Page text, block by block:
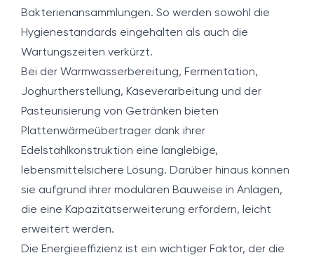
Bakterienansammlungen. So werden sowohl die
Hygienestandards eingehalten als auch die
Wartungszeiten verkürzt.
Bei der Warmwasserbereitung, Fermentation,
Joghurtherstellung, Käseverarbeitung und der
Pasteurisierung von Getränken bieten
Plattenwärmeübertrager dank ihrer
Edelstahlkonstruktion eine langlebige,
lebensmittelsichere Lösung. Darüber hinaus können
sie aufgrund ihrer modularen Bauweise in Anlagen,
die eine Kapazitätserweiterung erfordern, leicht
erweitert werden.
Die Energieeffizienz ist ein wichtiger Faktor, der die